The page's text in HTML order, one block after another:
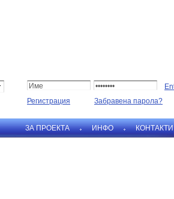
Регистрация Забравена парола?
ЗА ПРОЕКТА ИНФО КОНТАКТИ